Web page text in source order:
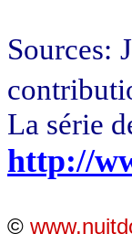
Sources:
La série
http://
©